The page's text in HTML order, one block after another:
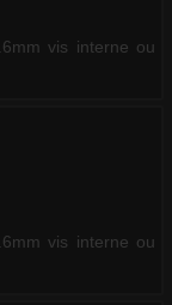
vis interne ou
vis interne ou